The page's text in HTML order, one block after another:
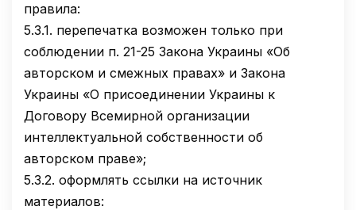
правила:
5.3.1. перепечатка возможен только при
соблюдении п. 21-25 Закона Украины «Об
авторском и смежных правах» и Закона
Украины «О присоединении Украины к
Договору Всемирной организации
интеллектуальной собственности об
авторском праве»;
5.3.2. оформлять ссылки на источник
материалов: